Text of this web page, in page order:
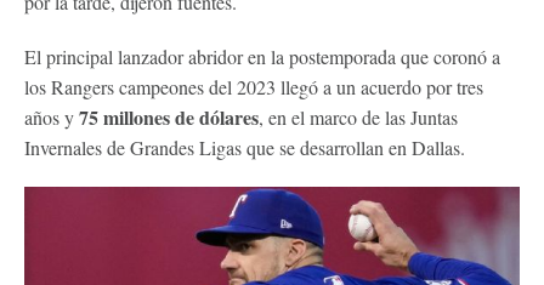
El principal lanzador abridor en la postemporada que coronó a
los Rangers campeones del 2023 llegó a un acuerdo por tres
años y75 millones de dólares, en el marco de las Juntas
Invernales de Grandes Ligas que se desarrollan en Dallas.